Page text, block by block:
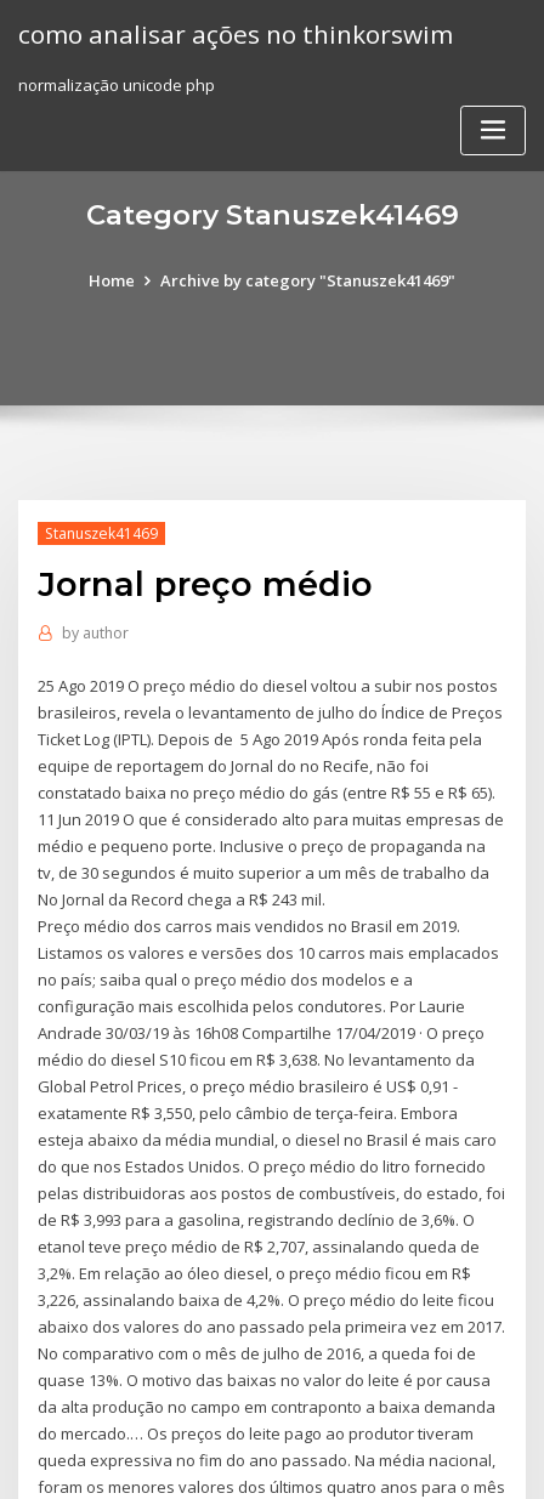
como analisar ações no thinkorswim
normalização unicode php
Category Stanuszek41469
Home Archive by category "Stanuszek41469"
Stanuszek41469
Jornal preço médio
by author
25 Ago 2019 O preço médio do diesel voltou a subir nos postos
brasileiros, revela o levantamento de julho do Índice de Preços
Ticket Log (IPTL). Depois de 5 Ago 2019 Após ronda feita pela
equipe de reportagem do Jornal do no Recife, não foi
constatado baixa no preço médio do gás (entre R$ 55 e R$ 65).
11 Jun 2019 O que é considerado alto para muitas empresas de
médio e pequeno porte. Inclusive o preço de propaganda na
tv, de 30 segundos é muito superior a um mês de trabalho da
No Jornal da Record chega a R$ 243 mil.
Preço médio dos carros mais vendidos no Brasil em 2019.
Listamos os valores e versões dos 10 carros mais emplacados
no país; saiba qual o preço médio dos modelos e a
configuração mais escolhida pelos condutores. Por Laurie
Andrade 30/03/19 às 16h08 Compartilhe 17/04/2019 · O preço
médio do diesel S10 ficou em R$ 3,638. No levantamento da
Global Petrol Prices, o preço médio brasileiro é US$ 0,91 -
exatamente R$ 3,550, pelo câmbio de terça-feira. Embora
esteja abaixo da média mundial, o diesel no Brasil é mais caro
do que nos Estados Unidos. O preço médio do litro fornecido
pelas distribuidoras aos postos de combustíveis, do estado, foi
de R$ 3,993 para a gasolina, registrando declínio de 3,6%. O
etanol teve preço médio de R$ 2,707, assinalando queda de
3,2%. Em relação ao óleo diesel, o preço médio ficou em R$
3,226, assinalando baixa de 4,2%. O preço médio do leite ficou
abaixo dos valores do ano passado pela primeira vez em 2017.
No comparativo com o mês de julho de 2016, a queda foi de
quase 13%. O motivo das baixas no valor do leite é por causa
da alta produção no campo em contraponto a baixa demanda
do mercado.… Os preços do leite pago ao produtor tiveram
queda expressiva no fim do ano passado. Na média nacional,
foram os menores valores dos últimos quatro anos para o mês